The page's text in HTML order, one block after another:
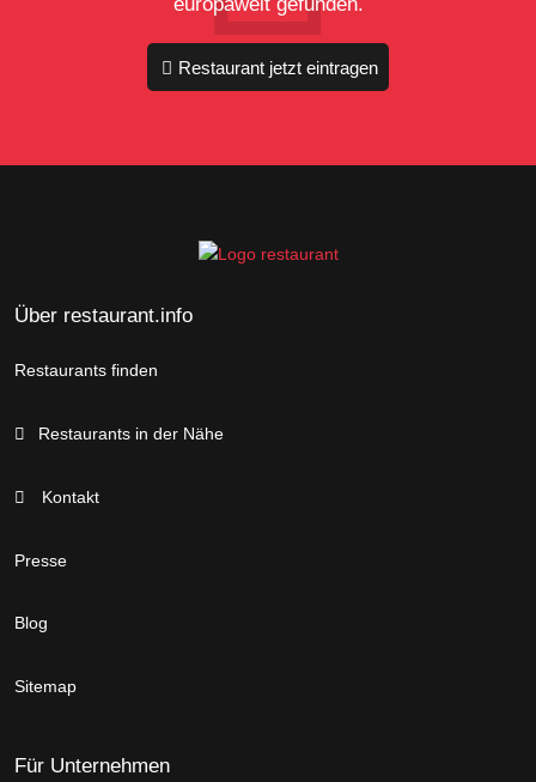
Restaurant jetzt eintragen
Über restaurant.info
Restaurants finden
Restaurants in der Nähe
Kontakt
Presse
Blog
Sitemap
Für Unternehmen